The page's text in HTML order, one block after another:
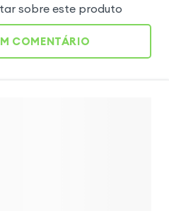
sobre este produto
COMENTÁRIO